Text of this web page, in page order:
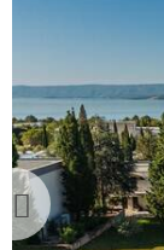
Previous